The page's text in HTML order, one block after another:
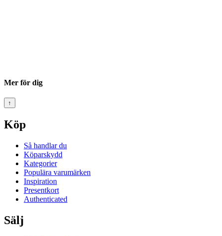
Mer för dig
↑
Köp
Så handlar du
Köparskydd
Kategorier
Populära varumärken
Inspiration
Presentkort
Authenticated
Sälj